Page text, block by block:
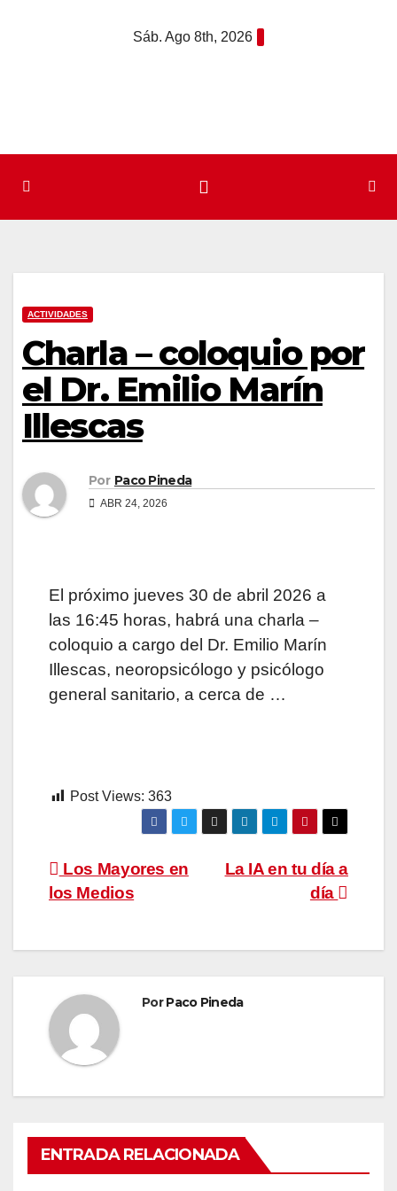
Sáb. Ago 8th, 2026
ACTIVIDADES
Charla – coloquio por
el Dr. Emilio Marín
Illescas
Por Paco Pineda
ABR 24, 2026
El próximo jueves 30 de abril 2026 a
las 16:45 horas, habrá una charla –
coloquio a cargo del Dr. Emilio Marín
Illescas, neoropsicólogo y psicólogo
general sanitario, a cerca de …
Post Views: 363
Navegación
de
entradas
La IA en tu día a
día
Los Mayores en
los Medios
PorPaco Pineda
ENTRADA RELACIONADA